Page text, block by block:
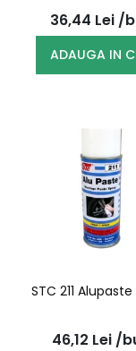
36,44 Lei /
ADAUGA IN
STC 211
46,12 Lei /